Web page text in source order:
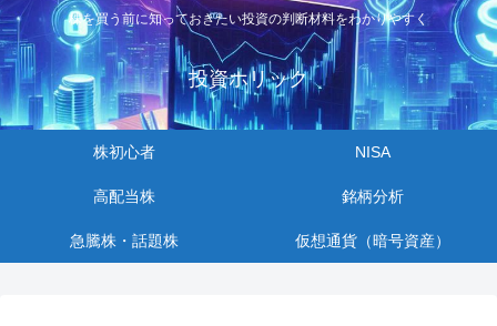
株を買う前に知っておきたい投資の判断材料をわかりやすく
投資ホリック
株初心者 NISA
高配当株 銘柄分析
急騰株・話題株 仮想通貨（暗号資産）